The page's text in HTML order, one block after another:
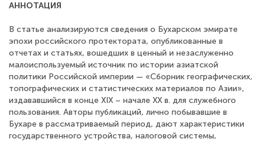
АННОТАЦИЯ
В статье анализируются сведения о Бухарском эмирате
эпохи российского протектората, опубликованные в
отчетах и статьях, вошедших в ценный и незаслуженно
малоиспользуемый источник по истории азиатской
политики Российской империи — «Сборник географических,
топографических и статистических материалов по Азии»,
издававшийся в конце XIX – начале XX в. для служебного
пользования. Авторы публикаций, лично побывавшие в
Бухаре в рассматриваемый период, дают характеристики
государственного устройства, налоговой системы,